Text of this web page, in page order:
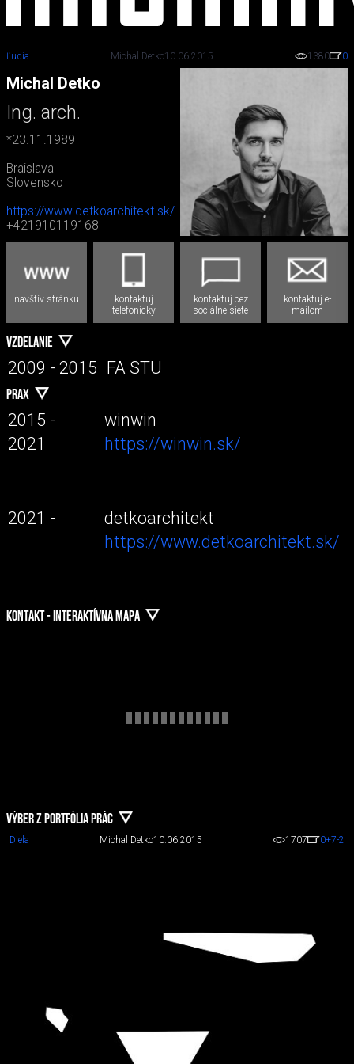
Ľudia Michal Detko10.06.2015 1380 0
Michal Detko
Ing. arch.
*23.11.1989
Braislava
Slovensko
https://www.detkoarchitekt.sk/
+421910119168
navštív stránku
kontaktuj
telefonicky
kontaktuj cez
sociálne siete
kontaktuj e-
mailom
VZDELANIE
2009 - 2015 FA STU
PRAX
2015 -
2021
winwin
https://winwin.sk/
2021 -
detkoarchitekt
https://www.detkoarchitekt.sk/
KONTAKT - INTERAKTÍVNA MAPA
VÝBER Z PORTFÓLIA PRÁC
Diela Michal Detko10.06.2015 1707 0+7-2